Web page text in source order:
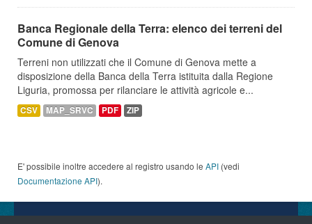
Banca Regionale della Terra: elenco dei terreni del
Comune di Genova
Terreni non utilizzati che il Comune di Genova mette a
disposizione della Banca della Terra istituita dalla Regione
Liguria, promossa per rilanciare le attività agricole e...
CSV MAP_SRVC PDF ZIP
E' possibile inoltre accedere al registro usando le API (vedi
Documentazione API).